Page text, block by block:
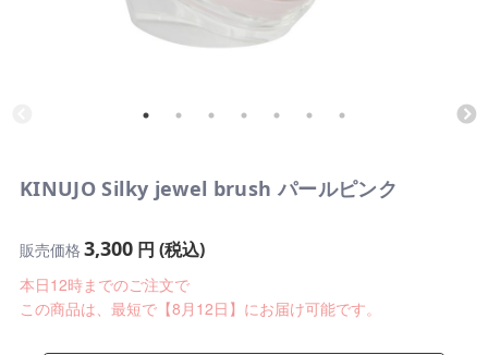
KINUJO Silky jewel brush パールピンク
販売価格 3,300円 (税込)
本日12時までのご注文で
この商品は、最短で【8月12日】にお届け可能です。